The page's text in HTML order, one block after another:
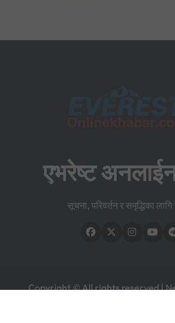
एभरेष्ट
सूचना, परिवर्तन र समृद्धिका
Copyright © All rights reserved|